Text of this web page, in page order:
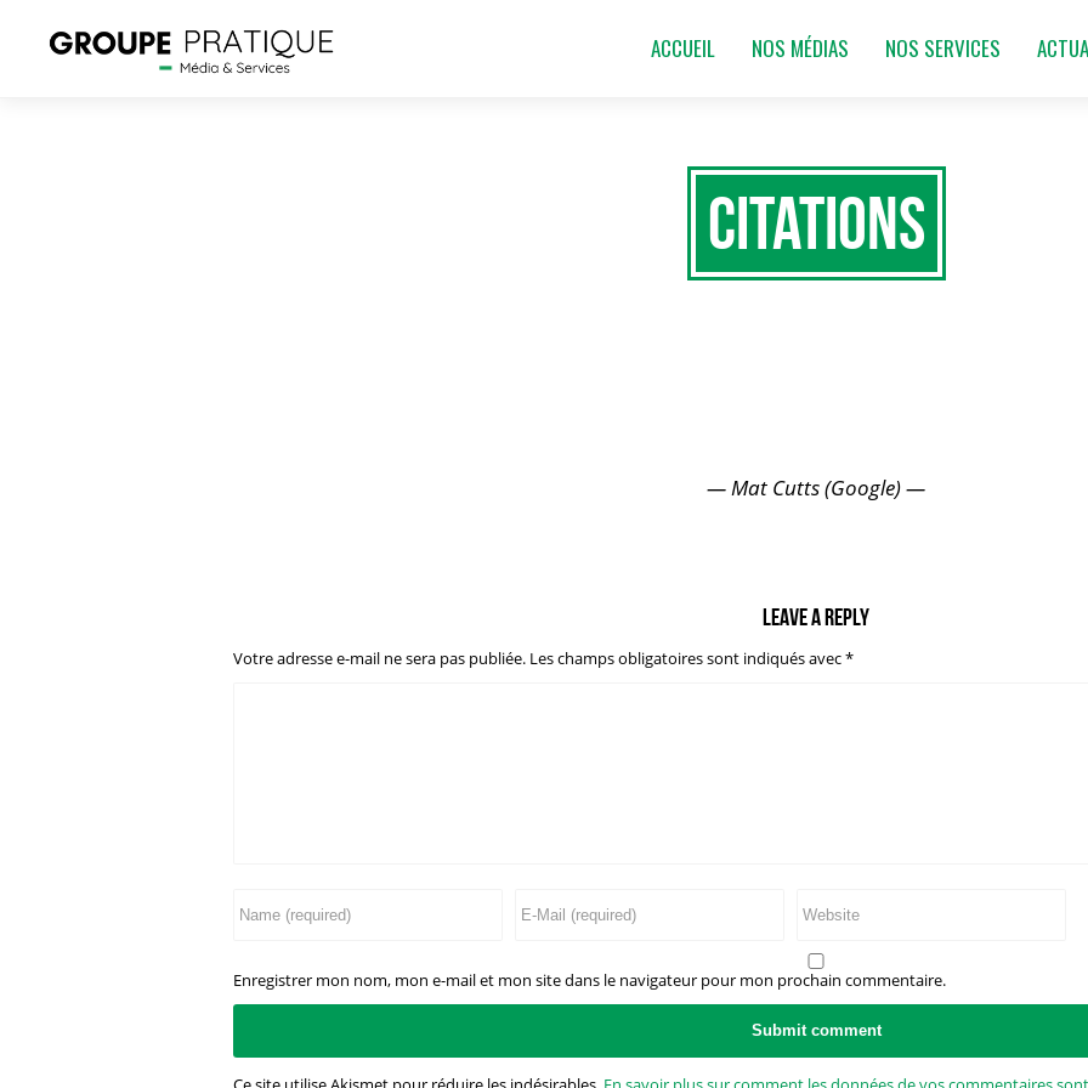
ACCUEIL NOS MÉDIAS NOS SERVICES
Citations
— Mat Cutts (Google) —
Leave a reply
Votre adresse e-mail ne sera pas publiée. Les champs obligatoires sont indiqués avec*
Enregistrer mon nom, mon e-mail et mon site dans le navigateur pour mon prochain commentaire.